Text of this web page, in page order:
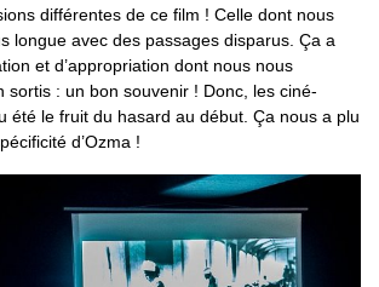
différentes de ce film ! Celle dont nous
longue avec des passages disparus. Ça a
et d’appropriation dont nous nous
sortis : un bon souvenir ! Donc, les ciné-
été le fruit du hasard au début. Ça nous a plu
d’Ozma !